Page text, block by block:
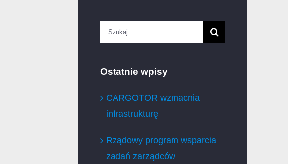
Szukaj
Ostatnie wpisy
CARGOTOR wzmacnia
infrastrukturę
Rządowy program wsparcia
zadań zarządców